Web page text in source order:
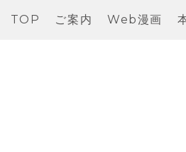
TOP ご案内 Web漫画